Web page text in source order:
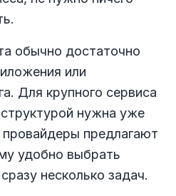
обычно достаточно
или
Для крупного сервиса
нужна уже
предлагают
удобно выбрать
несколько задач.